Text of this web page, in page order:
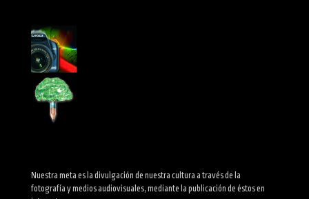
Nuestra meta es la divulgación de nuestra cultura a través de la
fotografía y medios audiovisuales, mediante la publicación de éstos en